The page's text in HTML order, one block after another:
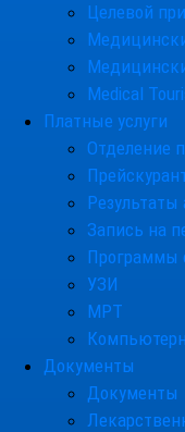
Целевой
Medical
Платные услуги
Отделение
Запись на
Программы
УЗИ
МРТ
Документы
Документы